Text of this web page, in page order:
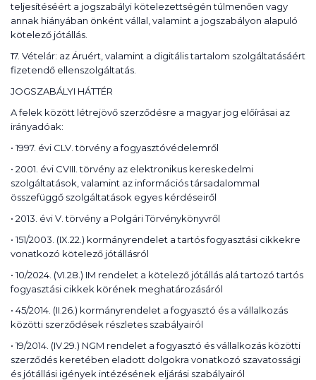
teljesítéséért a jogszabályi kötelezettségén túlmenően vagy
annak hiányában önként vállal, valamint a jogszabályon alapuló
kötelező jótállás.
17. Vételár: az Áruért, valamint a digitális tartalom szolgáltatásáért
fizetendő ellenszolgáltatás.
JOGSZABÁLYI HÁTTÉR
A felek között létrejövő szerződésre a magyar jog előírásai az
irányadóak:
• 1997. évi CLV. törvény a fogyasztóvédelemről
• 2001. évi CVIII. törvény az elektronikus kereskedelmi
szolgáltatások, valamint az információs társadalommal
összefüggő szolgáltatások egyes kérdéseiről
• 2013. évi V. törvény a Polgári Törvénykönyvről
• 151/2003. (IX.22.) kormányrendelet a tartós fogyasztási cikkekre
vonatkozó kötelező jótállásról
• 10/2024. (VI.28.) IM rendelet a kötelező jótállás alá tartozó tartós
fogyasztási cikkek körének meghatározásáról
• 45/2014. (II.26.) kormányrendelet a fogyasztó és a vállalkozás
közötti szerződések részletes szabályairól
• 19/2014. (IV.29.) NGM rendelet a fogyasztó és vállalkozás közötti
szerződés keretében eladott dolgokra vonatkozó szavatossági
és jótállási igények intézésének eljárási szabályairól